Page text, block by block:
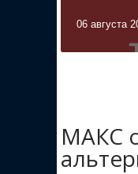
06 августа
МАКС